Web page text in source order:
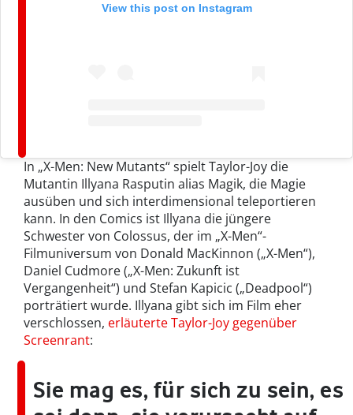
View this post on Instagram
In „X-Men: New Mutants“ spielt Taylor-Joy die
Mutantin Illyana Rasputin alias Magik, die Magie
ausüben und sich interdimensional teleportieren
kann. In den Comics ist Illyana die jüngere
Schwester von Colossus, der im „X-Men“-
Filmuniversum von Donald MacKinnon („X-Men“),
Daniel Cudmore („X-Men: Zukunft ist
Vergangenheit“) und Stefan Kapicic („Deadpool“)
porträtiert wurde. Illyana gibt sich im Film eher
verschlossen, erläuterte Taylor-Joy gegenüber
Screenrant:
Sie mag es, für sich zu sein, es